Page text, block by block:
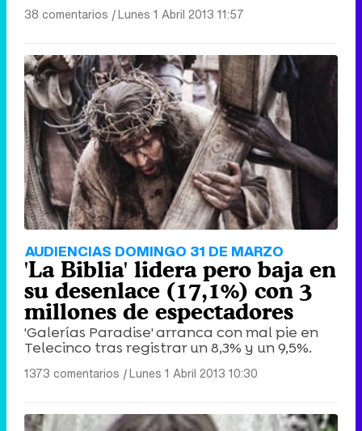
38 comentarios |Lunes 1 Abril 2013 11:57
AUDIENCIAS DOMINGO 31 DE MARZO
'La Biblia' lidera pero baja en
su desenlace (17,1%) con 3
millones de espectadores
'Galerías Paradise' arranca con mal pie en
Telecinco tras registrar un 8,3% y un 9,5%.
1373 comentarios |Lunes 1 Abril 2013 10:30